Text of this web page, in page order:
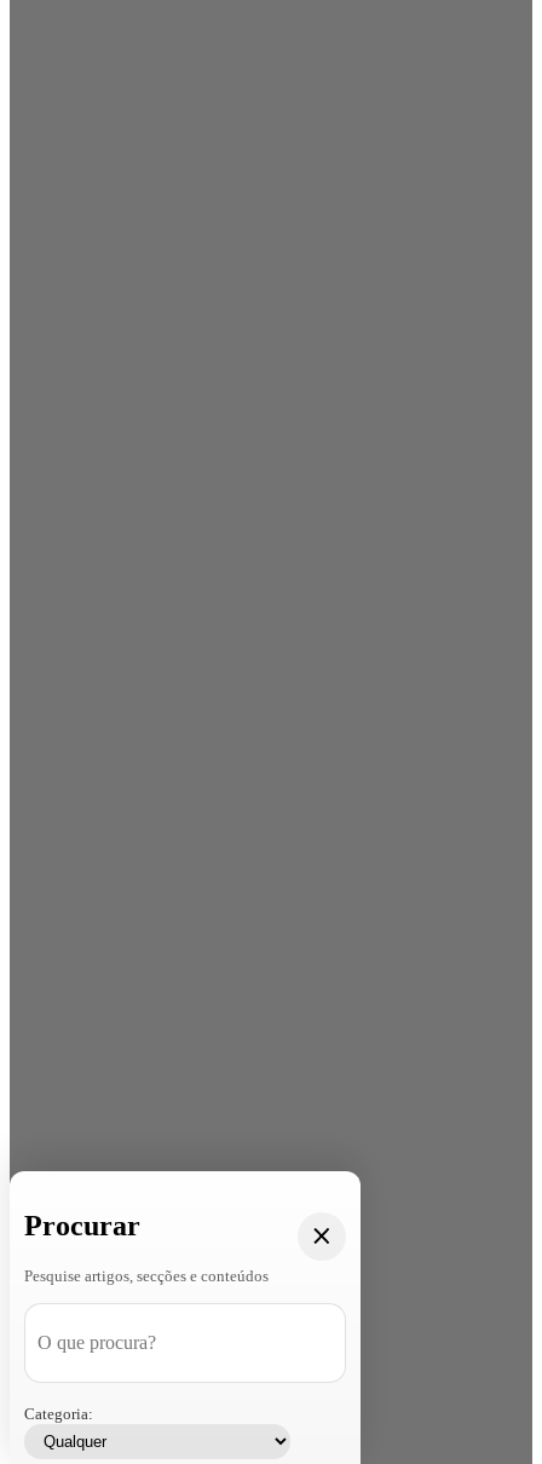
Procurar
Pesquise artigos, secções e conteúdos
Categoria: